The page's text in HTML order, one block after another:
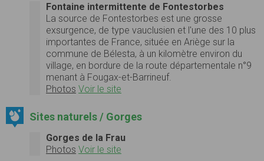
Fontaine intermittente de Fontestorbes
La source de Fontestorbes est une grosse
exsurgence, de type vauclusien et l'une des 10 plus
importantes de France, située en Ariège sur la
commune de Bélesta, à un kilomètre environ du
village, en bordure de la route départementale n°9
menant à Fougax-et-Barrineuf.
Photos Voir le site
Sites naturels / Gorges
Gorges de la Frau
Photos Voir le site